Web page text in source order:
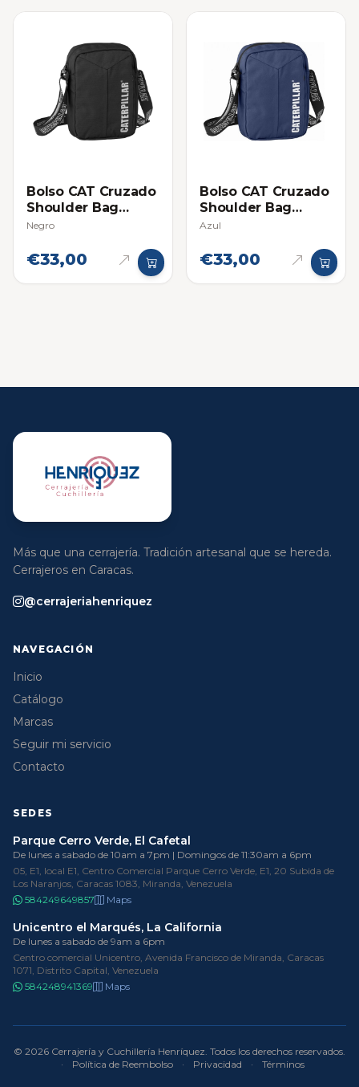
Bolso CAT Cruzado
Shoulder Bag
Pequeño
Negro
€33,00
Bolso CAT Cruzado
Shoulder Bag
Pequeño
Azul
€33,00
Más que una cerrajería. Tradición artesanal que se hereda.
Cerrajeros en Caracas.
@cerrajeriahenriquez
NAVEGACIÓN
Inicio
Catálogo
Marcas
Seguir mi servicio
Contacto
SEDES
Parque Cerro Verde, El Cafetal
De lunes a sabado de 10am a 7pm | Domingos de 11:30am a 6pm
05, E1, local E1, Centro Comercial Parque Cerro Verde, E1, 20 Subida de
Los Naranjos, Caracas 1083, Miranda, Venezuela
584249649857
Maps
Unicentro el Marqués, La California
De lunes a sabado de 9am a 6pm
Centro comercial Unicentro, Avenida Francisco de Miranda, Caracas
1071, Distrito Capital, Venezuela
584248941369
Maps
© 2026 Cerrajería y Cuchillería Henríquez. Todos los derechos reservados.
·
Política de Reembolso · Privacidad · Términos